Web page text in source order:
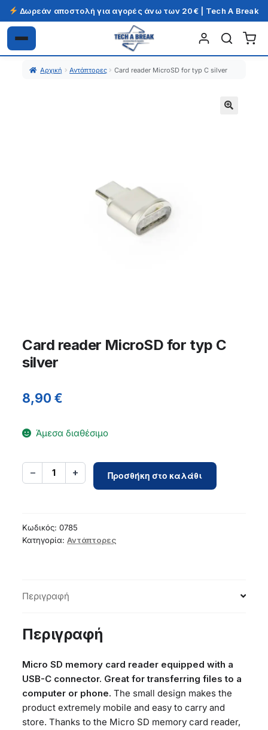
Δωρεάν αποστολή για αγορές άνω των 20€ | Tech A Break
Απευθείας
μετάβαση
Μετάβαση
σε
περιεχόμενο
Αρχική Αντάπτορες Card reader MicroSD for typ C silver
Card reader MicroSD for typ C
silver
8,90€
Άμεσα διαθέσιμο
− 1 +
Card
reader
C
Προσθήκη στο καλάθι
Κωδικός:0785
Κατηγορία:Αντάπτορες
Περιγραφή
Περιγραφή
Micro SD memory card reader equipped with a
USB-C connector. Great for transferring files to a
computer or phone. The small design makes the
product extremely mobile and easy to carry and
store. Thanks to the Micro SD memory card reader,